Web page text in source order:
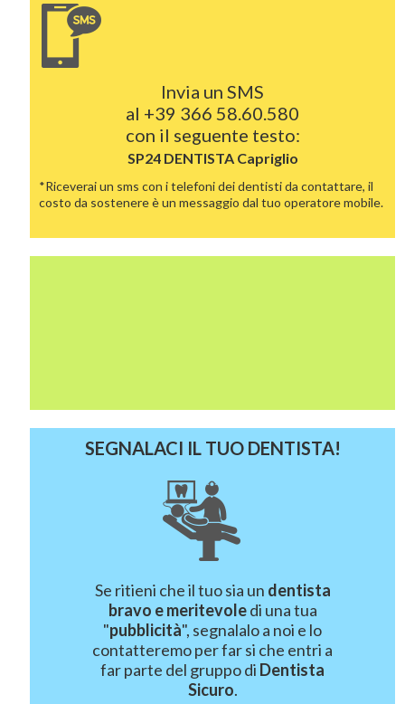
Invia un SMS
al +39 366 58.60.580
con il seguente testo:
SP24 DENTISTA Capriglio
*Riceverai un sms con i telefoni dei dentisti da contattare, il
costo da sostenere è un messaggio dal tuo operatore mobile.
SEGNALACI IL TUO DENTISTA!
Se ritieni che il tuo sia un dentista
bravo e meritevoledi una tua
"pubblicità", segnalalo a noi e lo
contatteremo per far si che entri a
far parte del gruppo di Dentista
Sicuro.